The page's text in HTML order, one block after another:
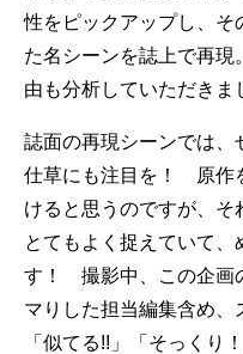
性をピックアップし、そ
た名シーンを誌上で再現
由も分析していただきま
誌面の再現シーンでは、
仕草にも注目を！ 原作
けると思うのですが、そ
とてもよく捉えていて
す！ 撮影中、この企画
マりした担当編集含め、
「似てる!!」「そっくり